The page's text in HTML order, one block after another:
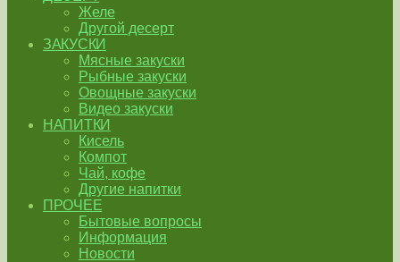
Желе
Другой десерт
ЗАКУСКИ
Мясные закуски
Рыбные закуски
Овощные закуски
Видео закуски
НАПИТКИ
Кисель
Компот
Чай, кофе
Другие напитки
ПРОЧЕЕ
Бытовые вопросы
Информация
Новости